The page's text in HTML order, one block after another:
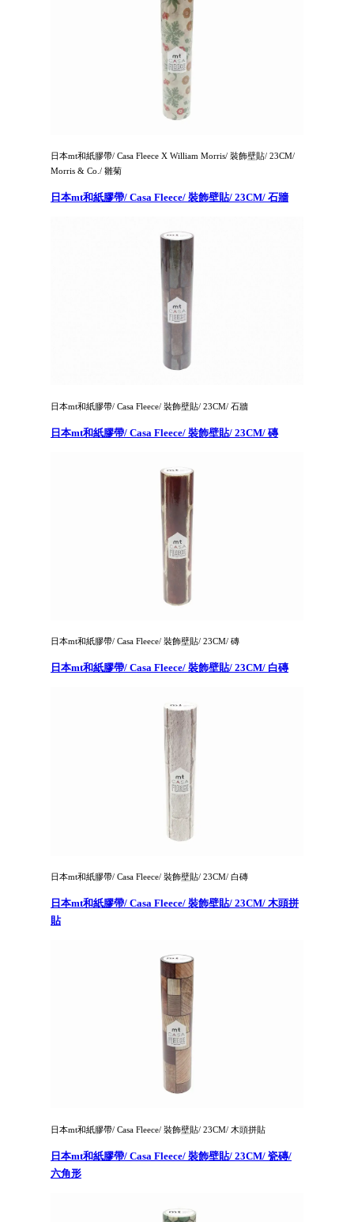
日本mt和紙膠帶/ Casa Fleece X William Morris/ 裝飾壁貼/ 23CM/
Morris & Co./ 雛菊
日本mt和紙膠帶/ Casa Fleece/ 裝飾壁貼/ 23CM/ 石牆
日本mt和紙膠帶/ Casa Fleece/ 裝飾壁貼/ 23CM/ 石牆
日本mt和紙膠帶/ Casa Fleece/ 裝飾壁貼/ 23CM/ 磚
日本mt和紙膠帶/ Casa Fleece/ 裝飾壁貼/ 23CM/ 磚
日本mt和紙膠帶/ Casa Fleece/ 裝飾壁貼/ 23CM/ 白磚
日本mt和紙膠帶/ Casa Fleece/ 裝飾壁貼/ 23CM/ 白磚
日本mt和紙膠帶/ Casa Fleece/ 裝飾壁貼/ 23CM/ 木頭拼
貼
日本mt和紙膠帶/ Casa Fleece/ 裝飾壁貼/ 23CM/ 木頭拼貼
日本mt和紙膠帶/ Casa Fleece/ 裝飾壁貼/ 23CM/ 瓷磚/
六角形